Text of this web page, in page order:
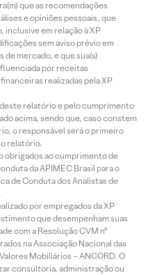
que as recomendações
e opiniões pessoais, que
inclusive em relação à XP
sem aviso prévio em
mercado, e que sua(s)
por receitas
realizadas pela XP
relatório e pelo cumprimento
acima, sendo que, caso constem
o responsável será o primeiro
relatório.
obrigados ao cumprimento de
da APIMEC Brasil para o
de Conduta dos Analistas de
por empregados da XP
que desempenham suas
com a Resolução CVM nº
na Associação Nacional das
Mobiliários – ANCORD. O
consultoria, administração ou